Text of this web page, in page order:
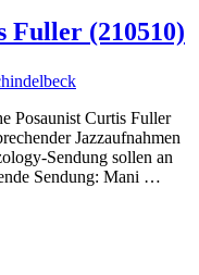
Fuller (210510)
Posaunist Curtis Fuller
Jazzaufnahmen
Sendung sollen an
Sendung: Mani …